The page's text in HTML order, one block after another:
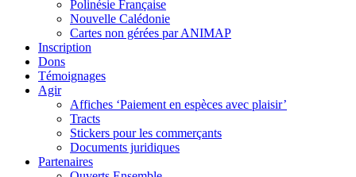
Polinésie Française
Nouvelle Calédonie
Cartes non gérées par ANIMAP
Inscription
Dons
Témoignages
Agir
Affiches ‘Paiement en espèces avec plaisir’
Tracts
Stickers pour les commerçants
Documents juridiques
Partenaires